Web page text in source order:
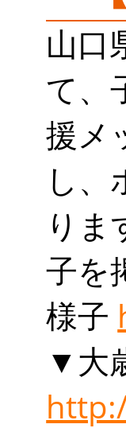
山口
て、
援メ
し、
りま
子を
様子
▼大